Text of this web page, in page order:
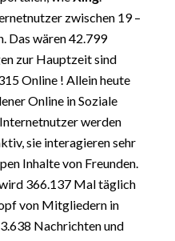
zwischen 19 –
Das wären 42.799
zur Hauptzeit sind
Online ! Allein heute
Online in Soziale
werden
sie interagieren sehr
Inhalte von Freunden.
366.137 Mal täglich
von Mitgliedern in
Nachrichten und